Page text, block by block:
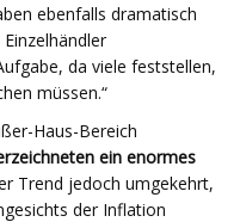
ebenfalls dramatisch
da viele feststellen,
müssen.“​
Haus-Bereich
ein enormes
Trend jedoch umgekehrt,
der Inflation